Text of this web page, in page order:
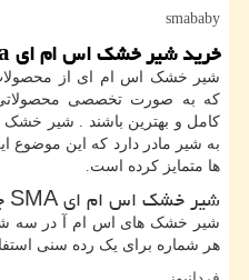
smababy
خرید شیر خشک اس ام ای
شیر خشک اس ام ای از
که به صورت تخصصی محصولاتی
کامل و بهترین باشند . شیر خشک
به شیر مادر دارد که این موضوع
ها متمایز کرده است.
شیر خشک اس ام ایSMA
هر شماره برای یک رده سنی